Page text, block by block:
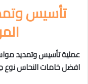
تأسيس
عملية تأسيس وتمديد
افضل خامات النحاس